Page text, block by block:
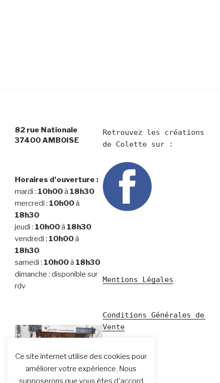
82 rue Nationale
37400 AMBOISE
Horaires d'ouverture :
mardi : 10h00à 18h30
mercredi : 10h00à
18h30
jeudi : 10h00à 18h30
vendredi : 10h00à
18h30
samedi : 10h00à 18h30
dimanche : disponible sur
rdv
Retrouvez les créations
Mentions Légales
Conditions Générales de
Vente
Ce site internet utilise des cookies pour
améliorer votre expérience. Nous
supposerons que vous êtes d'accord